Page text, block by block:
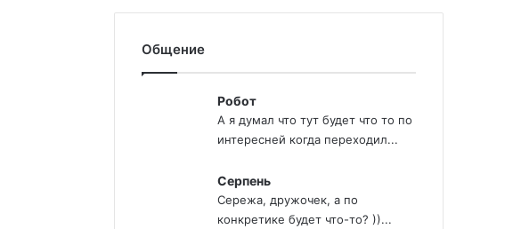
Общение
Робот
А я думал что тут будет что то по
интересней когда переходил...
Серпень
Сережа, дружочек, а по
конкретике будет что-то? ))...